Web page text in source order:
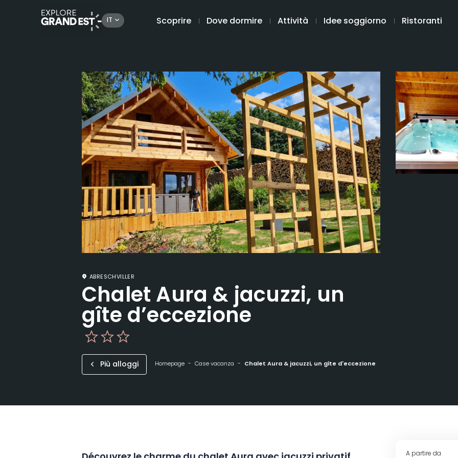
IT Scoprire Dove dormire Attività Idee soggiorno Ristoranti
ABRESCHVILLER
Chalet Aura & jacuzzi, un
gîte d’eccezione
Più alloggi Homepage Case vacanza Chalet Aura & jacuzzi, un gîte d'eccezione
A partire da